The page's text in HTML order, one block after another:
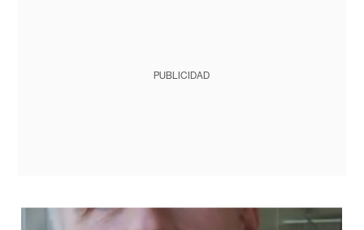
PUBLICIDAD